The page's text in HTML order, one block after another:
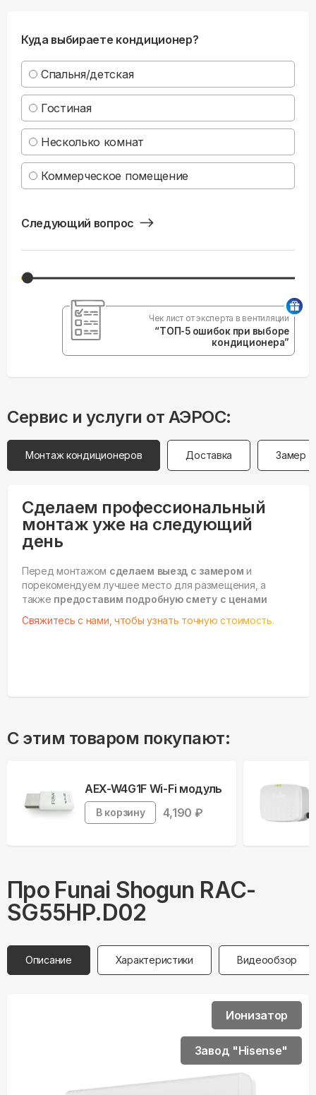
Куда выбираете кондиционер?
Спальня/детская
Гостиная
Несколько комнат
Коммерческое помещение
Следующий вопрос
Чек лист от эксперта в вентиляции
“ТОП-5 ошибок при выборе
кондиционера”
Сервис и услуги от АЭРОС:
Монтаж кондиционеров Доставка Замер
Сделаем профессиональный
монтаж уже на следующий
день
Перед монтажом сделаем выезд с замером и
порекомендуем лучшее место для размещения, а
также предоставим подробную смету с ценами
Свяжитесь с нами, чтобы узнать точную стоимость.
С этим товаром покупают:
AEX-W4G1F Wi-Fi модуль
В корзину 4,190 ₽
Про Funai Shogun RAC-
SG55HP.D02
Описание Характеристики Видеообзор
Ионизатор
Завод "Hisense"